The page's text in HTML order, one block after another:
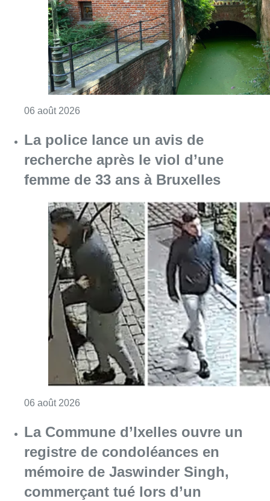
06 août 2026
La police lance un avis de
recherche après le viol d’une
femme de 33 ans à Bruxelles
06 août 2026
La Commune d’Ixelles ouvre un
registre de condoléances en
mémoire de Jaswinder Singh,
commerçant tué lors d’un